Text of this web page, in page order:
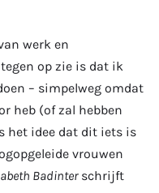
werk en
op zie is dat ik
– simpelweg omdat
heb (of zal hebben
het idee dat dit iets is
vrouwen
Badinterschrijft